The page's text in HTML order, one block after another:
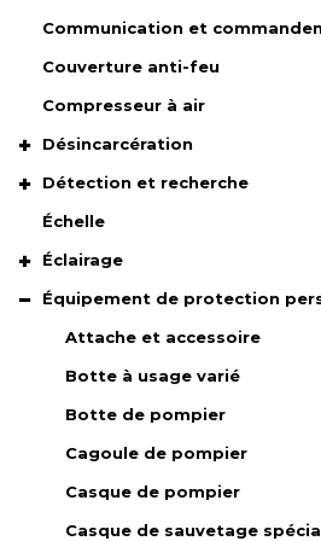
Communication et
Couverture anti-feu
Compresseur à air
Désincarcération
Détection et recherche
Échelle
Éclairage
Équipement de protection
Attache et accessoire
Botte à usage varié
Botte de pompier
Cagoule de pompier
Casque de pompier
Casque de sauvetage